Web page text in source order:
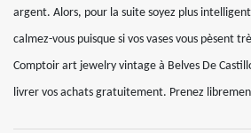
argent. Alors, pour la suite soyez plus
calmez-vous puisque si vos vases vous pèsent
Comptoir art jewelry vintage à Belves De
livrer vos achats gratuitement. Prenez